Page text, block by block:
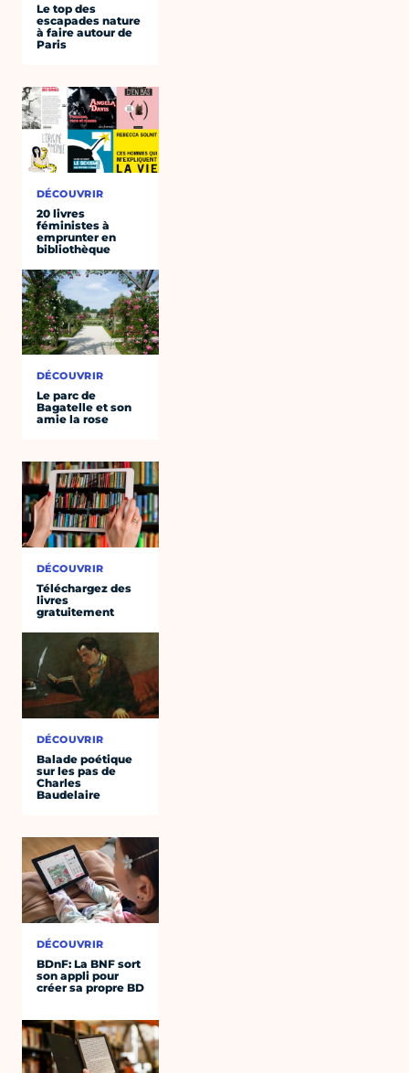
Le top des
escapades nature
à faire autour de
Paris
DÉCOUVRIR
20 livres
féministes à
emprunter en
bibliothèque
DÉCOUVRIR
Le parc de
Bagatelle et son
amie la rose
DÉCOUVRIR
Téléchargez des
livres
gratuitement
DÉCOUVRIR
Balade poétique
sur les pas de
Charles
Baudelaire
DÉCOUVRIR
BDnF: La BNF sort
son appli pour
créer sa propre BD